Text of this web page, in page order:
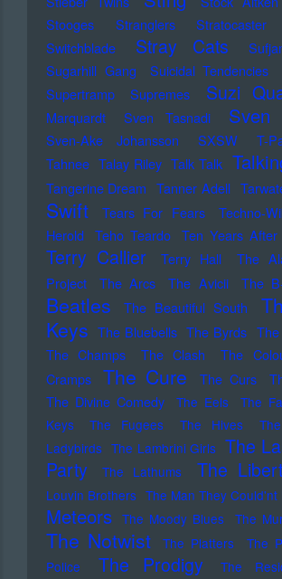
Stooges
Stranglers Stratocaster
Switchblade
Stray Cats
Sugarhill Gang
Suicidal Tendencies
Supertramp
Supremes Suzi
Marquardt
Sven Tasnadi Sven
Sven-Ake Johansson SXSW T-
Tahnee Talay Riley Talk Talk
Tangerine Dream Tanner Adell
Swift
Tears For Fears Techno-
Herold
Teho Teardo Ten Years After
Terry Callier Terry Hall
The
Project
The Arcs The Avicii The
Beatles
The Beautiful South
Keys The Bluebells The Byrds
The Champs
The Clash The
Cramps
The Cure The Curs
The Divine Comedy
The Eels The
Keys
The Fugees The Hives
Ladybirds The Lambrini Girls The
Party
The Lathums The
Louvin Brothers The Man They Could'nt
Meteors The Moody Blues The
The Notwist The Platters The
Police
The Prodigy The